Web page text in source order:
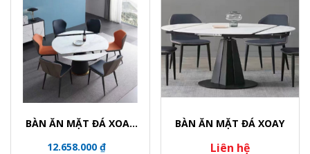
BÀN ĂN MẶT ĐÁ XOAY
TRỤ VIỀN VÀNG
12.658.000 ₫
BÀN ĂN MẶT ĐÁ XOAY
Liên hệ